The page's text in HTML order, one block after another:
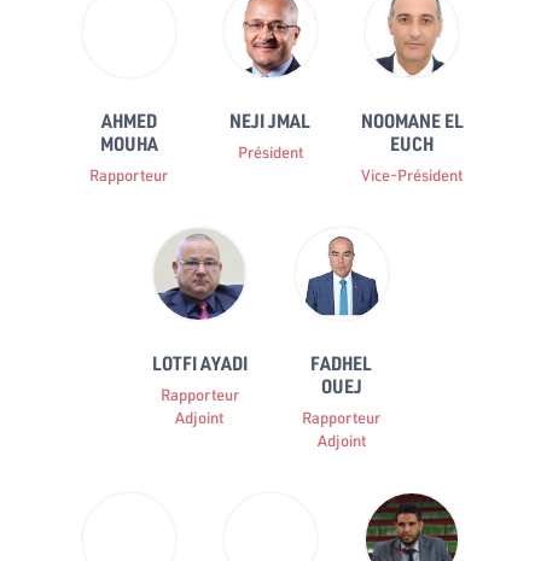
AHMED
MOUHA
Rapporteur
NEJI JMAL
Président
NOOMANE EL
EUCH
Vice-Président
LOTFI AYADI
Rapporteur
Adjoint
FADHEL
OUEJ
Rapporteur
Adjoint